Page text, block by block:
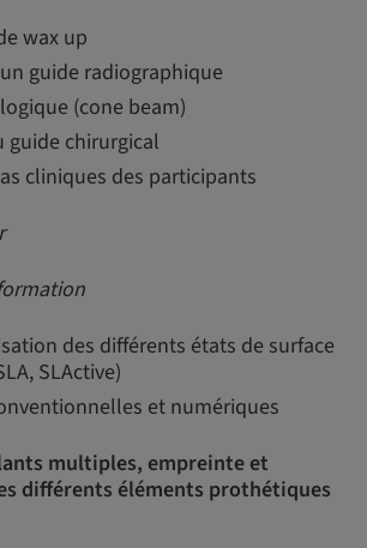
wax up
guide radiographique
(cone beam)
guide chirurgical
cliniques des participants
des différents états de surface
SLActive)
et numériques
multiples, empreinte et
différents éléments prothétiques